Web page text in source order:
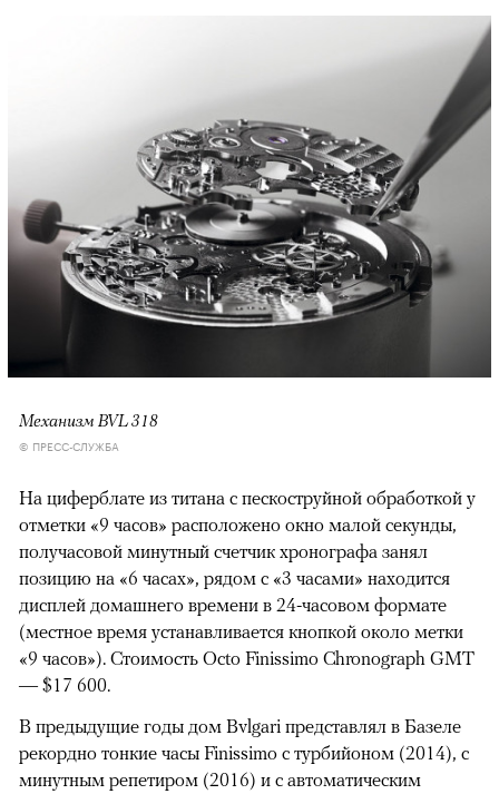
Механизм BVL 318
© ПРЕСС-СЛУЖБА
На циферблате из титана с пескоструйной обработкой у
отметки «9 часов» расположено окно малой секунды,
получасовой минутный счетчик хронографа занял
позицию на «6 часах», рядом с «3 часами» находится
дисплей домашнего времени в 24-часовом формате
(местное время устанавливается кнопкой около метки
«9 часов»). Стоимость Octo Finissimo Chronograph GMT
— $17 600.
В предыдущие годы дом Bvlgari представлял в Базеле
рекордно тонкие часы Finissimo с турбийоном (2014), с
минутным репетиром (2016) и с автоматическим